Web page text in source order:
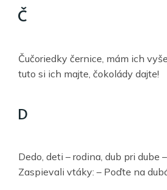
Č
Čučoriedky černice, mám ich
tuto si ich majte, čokolády dajte!
D
Dedo, deti – rodina, dub pri dube
Zaspievali vtáky: – Poďte na